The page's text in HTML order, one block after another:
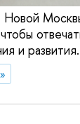
и развития.